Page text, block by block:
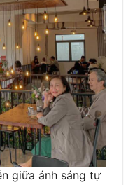
giữa ánh sáng tự